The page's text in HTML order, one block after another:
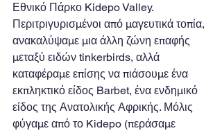
Εθνικό Πάρκο Kidepo Valley.
Περιτριγυρισμένοι από μαγευτικά τοπία,
ανακαλύψαμε μια άλλη ζώνη επαφής
μεταξύ ειδών tinkerbirds, αλλά
καταφέραμε επίσης να πιάσουμε ένα
εκπληκτικό είδος Barbet, ένα ενδημικό
είδος της Ανατολικής Αφρικής. Μόλις
φύγαμε από το Kidepo (περάσαμε